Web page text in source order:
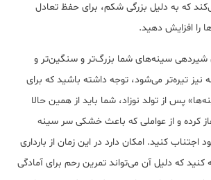
که به دلیل بزرگی شکم، برای حفظ تعادل
را افزایش دهید.
شیردهی سینه‌های شما بزرگ‌تر و سنگین‌تر و
تیره‌تر می‌شود، توجه داشته باشید که برای
پس از تولد نوزاد، شما باید از همین حالا
کرده و از عواملی که باعث خشکی سر سینه
کنید. امکان دارد در این زمان از بارداری
کنید که دلیل آن می‌تواند تمرین رحم برای آمادگی